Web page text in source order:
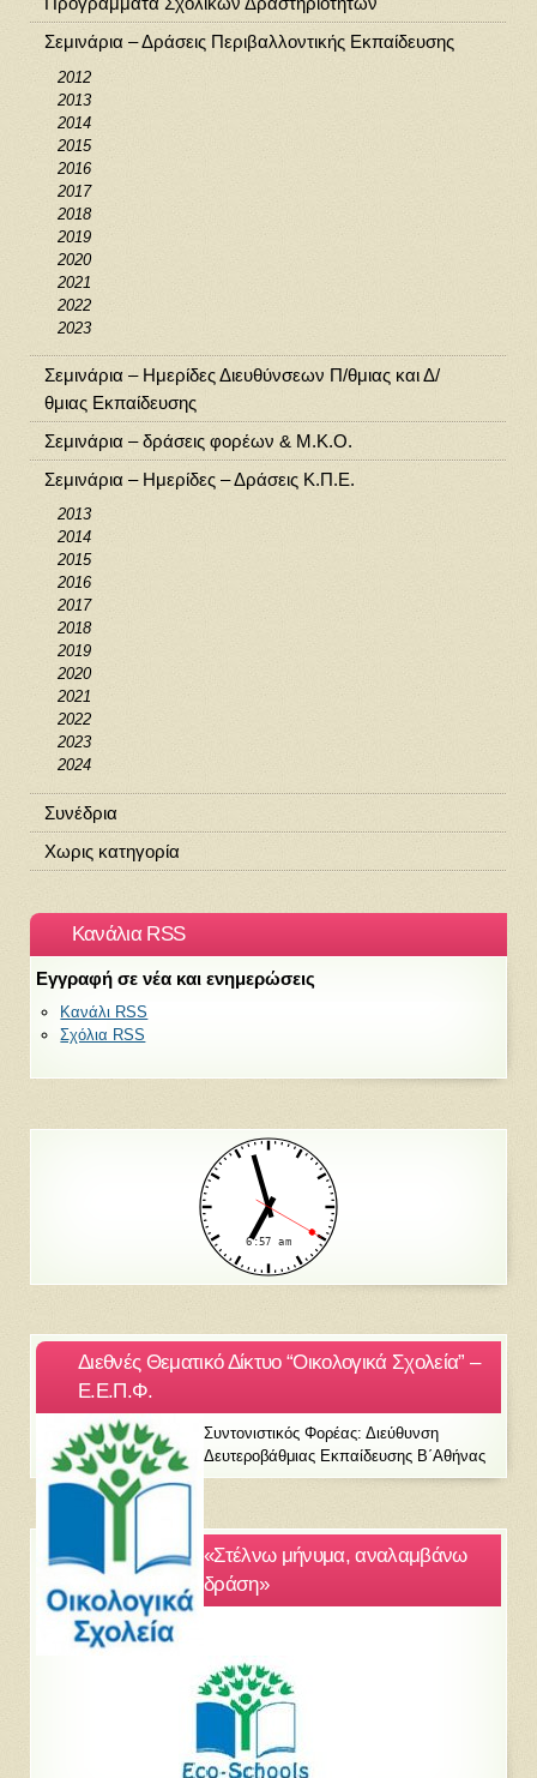
Σεμινάρια – Δράσεις Περιβαλλοντικής Εκπαίδευσης
2012
2013
2014
2015
2016
2017
2018
2019
2020
2021
2022
2023
Σεμινάρια – Ημερίδες Διευθύνσεων Π/θμιας και Δ/
θμιας Εκπαίδευσης
Σεμινάρια – δράσεις φορέων & Μ.Κ.Ο.
Σεμινάρια – Ημερίδες – Δράσεις Κ.Π.Ε.
2013
2014
2015
2016
2017
2018
2019
2020
2021
2022
2023
2024
Συνέδρια
Χωρις κατηγορία
Κανάλια RSS
Εγγραφή σε νέα και ενημερώσεις
Κανάλι RSS
Σχόλια RSS
Διεθνές Θεματικό Δίκτυο “Οικολογικά Σχολεία” –
Ε.Ε.Π.Φ.
Συντονιστικός Φορέας: Διεύθυνση
Δευτεροβάθμιας Εκπαίδευσης Β΄Αθήνας
«Στέλνω μήνυμα, αναλαμβάνω
δράση»